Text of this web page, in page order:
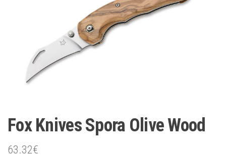
Fox Knives Spora Olive Wood
63.32€